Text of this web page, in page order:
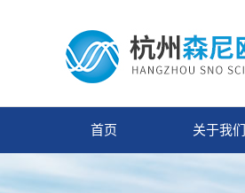
首页 关于我们